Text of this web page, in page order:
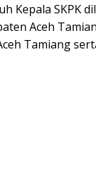
Kepala SKPK
Aceh
Tamiang